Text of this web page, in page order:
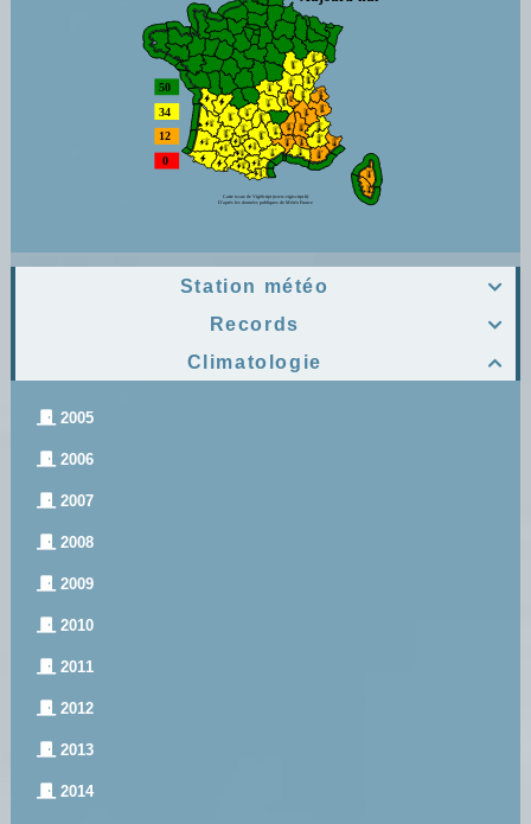

Station météo

Records

Climatologie
2005
2006
2007
2008
2009
2010
2011
2012
2013
2014